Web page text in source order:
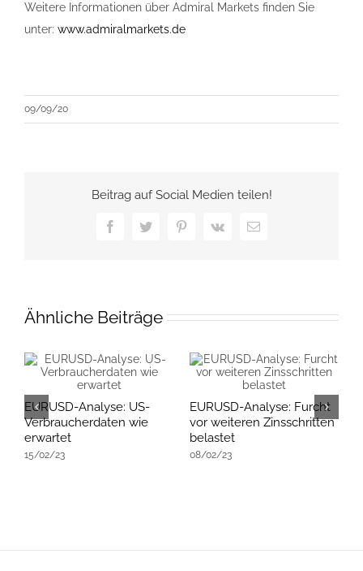
Weitere Informationen über Admiral Markets finden Sie
unter: www.admiralmarkets.de
09/09/20
Beitrag auf Social Medien teilen!
FacebookTwitterPinterest
Vk
E-
Ähnliche Beiträge
EURUSD-Analyse: US-
Verbraucherdaten wie
erwartet
15/02/23
EURUSD-Analyse: Furcht
vor weiteren Zinsschritten
belastet
08/02/23